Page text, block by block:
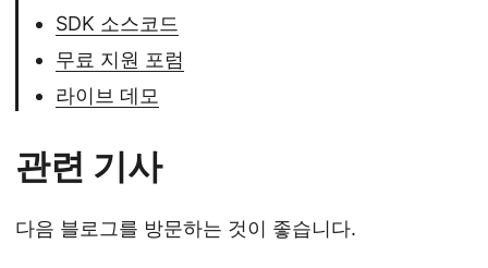
SDK 소스코드
무료 지원 포럼
라이브 데모
관련 기사
다음 블로그를 방문하는 것이 좋습니다.